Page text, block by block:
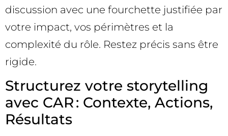
discussion avec une fourchette justifiée par
votre impact, vos périmètres et la
complexité du rôle. Restez précis sans être
rigide.
Structurez votre storytelling
avec CAR : Contexte, Actions,
Résultats